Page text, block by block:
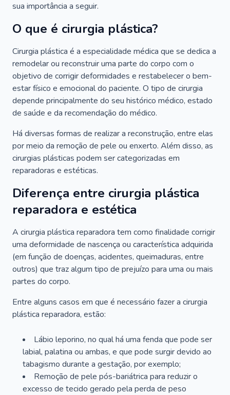
sua importância a seguir.
O que é cirurgia plástica?
Cirurgia plástica é a especialidade médica que se dedica a
remodelar ou reconstruir uma parte do corpo com o
objetivo de corrigir deformidades e restabelecer o bem-
estar físico e emocional do paciente. O tipo de cirurgia
depende principalmente do seu histórico médico, estado
de saúde e da recomendação do médico.
Há diversas formas de realizar a reconstrução, entre elas
por meio da remoção de pele ou enxerto. Além disso, as
cirurgias plásticas podem ser categorizadas em
reparadoras e estéticas.
Diferença entre cirurgia plástica
reparadora e estética
A cirurgia plástica reparadora tem como finalidade corrigir
uma deformidade de nascença ou característica adquirida
(em função de doenças, acidentes, queimaduras, entre
outros) que traz algum tipo de prejuízo para uma ou mais
partes do corpo.
Entre alguns casos em que é necessário fazer a cirurgia
plástica reparadora, estão:
Lábio leporino, no qual há uma fenda que pode ser
labial, palatina ou ambas, e que pode surgir devido ao
tabagismo durante a gestação, por exemplo;
Remoção de pele pós-bariátrica para reduzir o
excesso de tecido gerado pela perda de peso